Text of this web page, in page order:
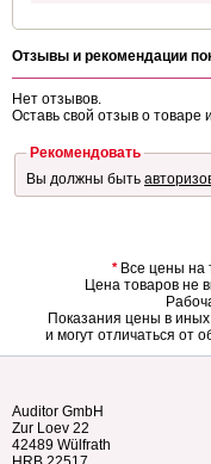
Отзывы и рекомендации
Нет отзывов.
Оставь свой отзыв о товаре
Рекомендовать
Вы должны быть
*Все цены на
Цена товаров не
Показания цены в
и могут отличаться от
Auditor GmbH
Zur Loev 22
42489 Wülfrath